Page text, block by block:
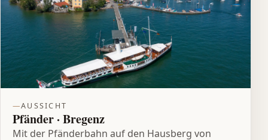
AUSSICHT
Pfänder · Bregenz
Mit der Pfänderbahn auf den Hausberg von